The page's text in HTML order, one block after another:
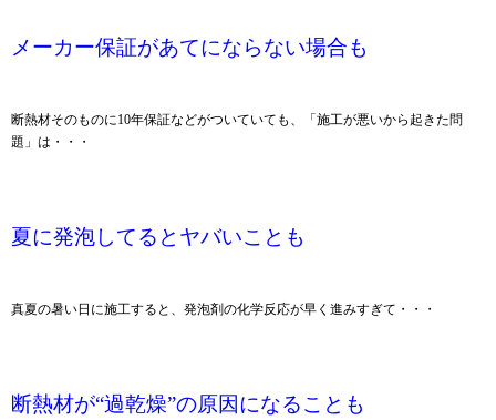
メーカー保証があてにならない場合も
断熱材そのものに10年保証などがついていても、「施工が悪いから起きた問
題」は・・・
夏に発泡してるとヤバいことも
真夏の暑い日に施工すると、発泡剤の化学反応が早く進みすぎて・・・
断熱材が“過乾燥”の原因になることも